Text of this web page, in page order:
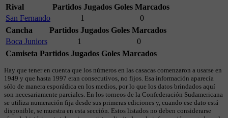
Rival
Partidos Jugados Goles Marcados
San Fernando
1
0
Cancha
Partidos Jugados Goles Marcados
Boca Juniors
1
0
Camiseta Partidos Jugados Goles Marcados
Hay que tener en cuenta que los números en las casacas comenzaron a usarse en
1949 y que hasta 1997 eran consecutivos, no fijos. Esa información aparecía
sólo de manera esporádica en los medios, por lo que los datos brindados aquí
son necesariamente parciales. En los torneos de la Confederación Sudamericana
se utiliza numeración fija desde sus primeras ediciones y, cuando ese dato está
disponible, se muestra en esta sección. Estos listados no deben considerarse